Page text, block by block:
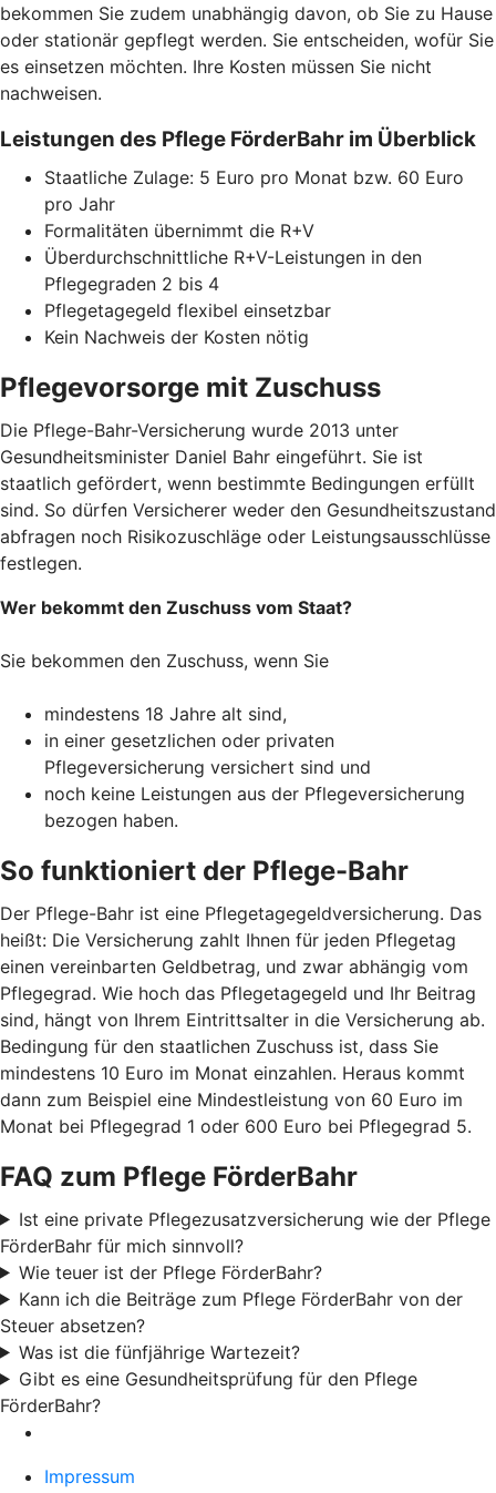
bekommen Sie zudem unabhängig davon, ob Sie zu Hause
oder stationär gepflegt werden. Sie entscheiden, wofür Sie
es einsetzen möchten. Ihre Kosten müssen Sie nicht
nachweisen.
Leistungen des Pflege FörderBahr im Überblick
Staatliche Zulage: 5 Euro pro Monat bzw. 60 Euro
pro Jahr
Formalitäten übernimmt die R+V
Überdurchschnittliche R+V-Leistungen in den
Pflegegraden 2 bis 4
Pflegetagegeld flexibel einsetzbar
Kein Nachweis der Kosten nötig
Pflegevorsorge mit Zuschuss
Die Pflege-Bahr-Versicherung wurde 2013 unter
Gesundheitsminister Daniel Bahr eingeführt. Sie ist
staatlich gefördert, wenn bestimmte Bedingungen erfüllt
sind. So dürfen Versicherer weder den Gesundheitszustand
abfragen noch Risikozuschläge oder Leistungsausschlüsse
festlegen.
Wer bekommt den Zuschuss vom Staat?
Sie bekommen den Zuschuss, wenn Sie
mindestens 18 Jahre alt sind,
in einer gesetzlichen oder privaten
Pflegeversicherung versichert sind und
noch keine Leistungen aus der Pflegeversicherung
bezogen haben.
So funktioniert der Pflege-Bahr
Der Pflege-Bahr ist eine Pflegetagegeldversicherung. Das
heißt: Die Versicherung zahlt Ihnen für jeden Pflegetag
einen vereinbarten Geldbetrag, und zwar abhängig vom
Pflegegrad. Wie hoch das Pflegetagegeld und Ihr Beitrag
sind, hängt von Ihrem Eintrittsalter in die Versicherung ab.
Bedingung für den staatlichen Zuschuss ist, dass Sie
mindestens 10 Euro im Monat einzahlen. Heraus kommt
dann zum Beispiel eine Mindestleistung von 60 Euro im
Monat bei Pflegegrad 1 oder 600 Euro bei Pflegegrad 5.
FAQ zum Pflege FörderBahr
Ist eine private Pflegezusatzversicherung wie der Pflege
FörderBahr für mich sinnvoll?
Wie teuer ist der Pflege FörderBahr?
Kann ich die Beiträge zum Pflege FörderBahr von der
Steuer absetzen?
Was ist die fünfjährige Wartezeit?
Gibt es eine Gesundheitsprüfung für den Pflege
FörderBahr?
Impressum